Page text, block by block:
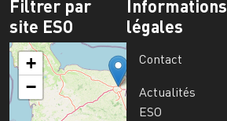
Filtrer par
site ESO
+
−
Informations
légales
Contact
Actualités
ESO